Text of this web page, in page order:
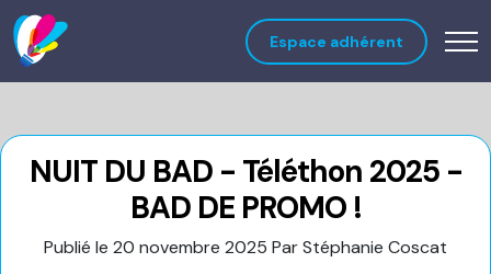
Espace adhérent
NUIT DU BAD - Téléthon 2025 -
BAD DE PROMO !
Publié le 20 novembre 2025 Par Stéphanie Coscat